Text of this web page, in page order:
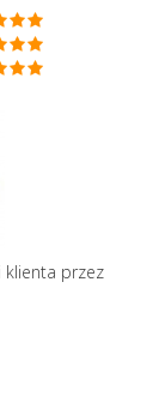
klienta przez